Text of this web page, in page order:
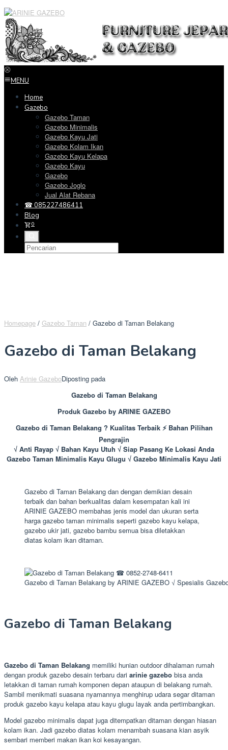
Loncat
ke
konten
MENU
Home
Gazebo
Gazebo Taman
Gazebo Minimalis
Gazebo Kayu Jati
Gazebo Kolam Ikan
Gazebo Kayu Kelapa
Gazebo Kayu
Gazebo
Gazebo Joglo
Jual Alat Rebana
☎ 085227486411
Blog
0
Homepage / Gazebo Taman / Gazebo di Taman Belakang
Gazebo di Taman Belakang
Oleh Arinie GazeboDiposting pada
Gazebo di Taman Belakang
Produk Gazebo by ARINIE GAZEBO
Gazebo di Taman Belakang ? Kualitas Terbaik ⚡ Bahan Pilihan
Pengrajin
√ Anti Rayap √ Bahan Kayu Utuh √ Siap Pasang Ke Lokasi Anda
Gazebo Taman Minimalis Kayu Glugu √ Gazebo Minimalis Kayu Jati
Gazebo di Taman Belakang dan dengan demikian desain
terbaik dan bahan berkualitas dalam kesempatan kali ini
ARINIE GAZEBO membahas jenis model dan ukuran serta
harga gazebo taman minimalis seperti gazebo kayu kelapa,
gazebo ukir jati, gazebo bambu semua bisa diletakkan
diatas kolam ikan ditaman.
Gazebo di Taman Belakang by ARINIE GAZEBO √ Spesialis
Gazebo di Taman Belakang
Gazebo di Taman Belakang memiliki hunian outdoor dihalaman rumah
dengan produk gazebo desain terbaru dari arinie gazebo bisa anda
letakkan di taman rumah komponen depan ataupun di belakang rumah.
Sambil menikmati suasana nyamannya menghirup udara segar ditaman
produk gazebo kayu kelapa atau kayu glugu layak anda pertimbangkan.
Model gazebo minimalis dapat juga ditempatkan ditaman dengan hiasan
kolam ikan. Jadi gazebo diatas kolam menambah suasana kian asyik
sembari memberi makan ikan koi kesayangan.